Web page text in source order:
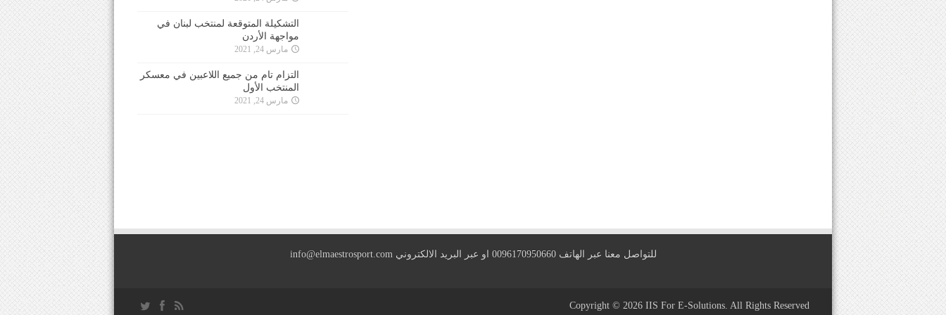
التشكيلة المتوقعة لمنتخب لبنان في
مواجهة الأردن
مارس 24, 2021
التزام تام من جميع اللاعبين في معسكر
المنتخب الأول
مارس 24, 2021
للتواصل معنا عبر الهاتف 0096170950660 او عبر البريد الالكتروني info@elmaestrosport.com
Copyright © 2026 IIS For E-Solutions. All Rights Reserved